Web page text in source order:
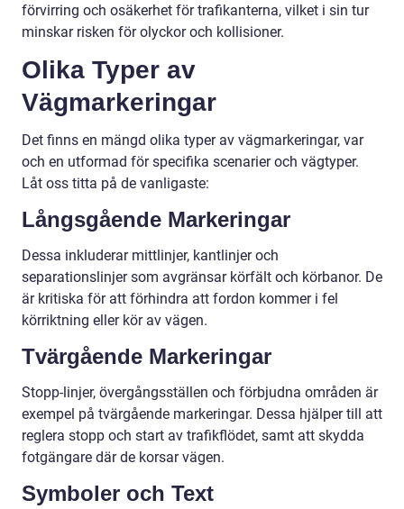
förvirring och osäkerhet för trafikanterna, vilket i sin tur
minskar risken för olyckor och kollisioner.
Olika Typer av
Vägmarkeringar
Det finns en mängd olika typer av vägmarkeringar, var
och en utformad för specifika scenarier och vägtyper.
Låt oss titta på de vanligaste:
Långsgående Markeringar
Dessa inkluderar mittlinjer, kantlinjer och
separationslinjer som avgränsar körfält och körbanor. De
är kritiska för att förhindra att fordon kommer i fel
körriktning eller kör av vägen.
Tvärgående Markeringar
Stopp-linjer, övergångsställen och förbjudna områden är
exempel på tvärgående markeringar. Dessa hjälper till att
reglera stopp och start av trafikflödet, samt att skydda
fotgängare där de korsar vägen.
Symboler och Text